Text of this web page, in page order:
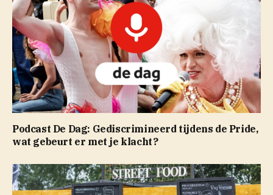
Podcast De Dag: Gediscrimineerd tijdens de Pride,
wat gebeurt er met je klacht?